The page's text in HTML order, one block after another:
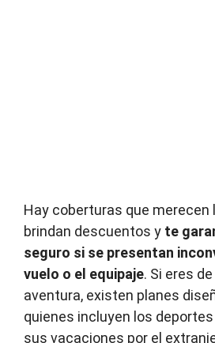
Hay coberturas que merecen
brindan descuentos y te
seguro si se presentan
vuelo o el equipaje. Si eres
aventura, existen planes
quienes incluyen los
sus vacaciones por el